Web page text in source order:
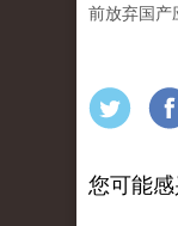
前放弃国产
您可能